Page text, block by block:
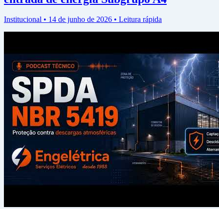
Institucional • 14 de junho de 2026 • Leitura rápida